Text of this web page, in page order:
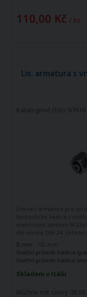
110,00 Kč / ks
Lis. armatura s
Katalogové číslo: 67610
Skladem v Itálii
Můžete mít: Úterý
Lisovací armatura pro
hydraulické hadice s
metrickým závitem M
dle normy DIN 24. Určeno
stupňů.
D mm:
15L mm
Vnitřní průměr hadice
Vnitřní průměr hadice